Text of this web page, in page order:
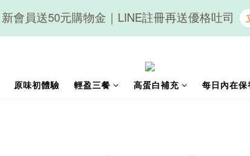
隨心享受｜貝果任選6組$899
新會員送50元購物金｜LINE註冊再送優格吐司
原味初體驗 輕盈三餐 高蛋白補充 每日內在保